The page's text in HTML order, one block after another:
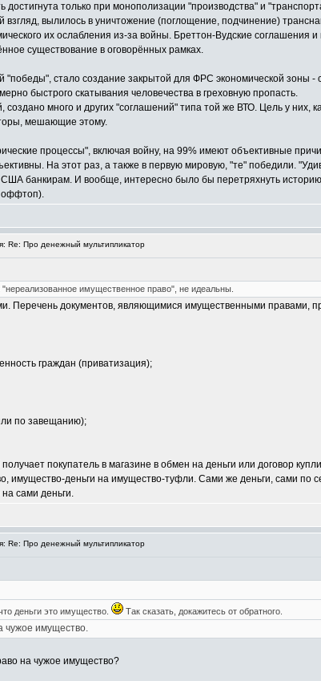
только при монополизации "производства" и
взгляд, вылилось в уничтожение (поглощение, подчинение)
их ослабления из-за войны. Бреттон-Вудские
существование в оговорённых рамках.
стало создание закрытой для ФРС экономической зоны -
быстрого скатывания человечества в греховную пропасть.
создано много и других "соглашений" типа той же ВТО. Цель у них,
мешающие этому.
процессы", включая войну, на 99% имеют объективные
На этот раз, а также в первую мировую, "те" победили.
банкирам. И вообще, интересно было бы перетряхнуть
оффтоп).
Re: Про денежный мультипликатор
"нереализованное имущественное право", не идеальны.
Перечень документов, являющимися имущественными правами,
граждан (приватизация);
по завещанию);
покупатель в магазине в обмен на деньги или договор
имущество-деньги на имущество-туфли. Сами же деньги, сами по
сами деньги.
Re: Про денежный мультипликатор
деньги это имущество. Так сказать, докажитесь от обратного.
чужое имущество.
на чужое имущество?